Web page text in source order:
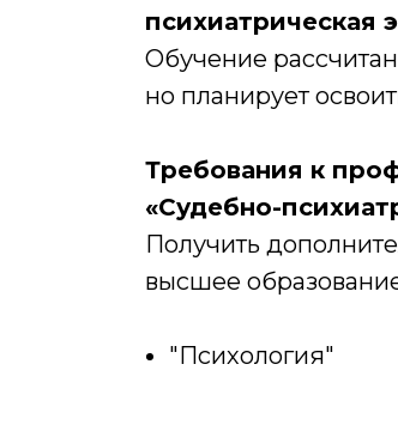
психиатрическая
Обучение
но планирует
Требования к
«Судебно-
Получить
высшее
"Психология"